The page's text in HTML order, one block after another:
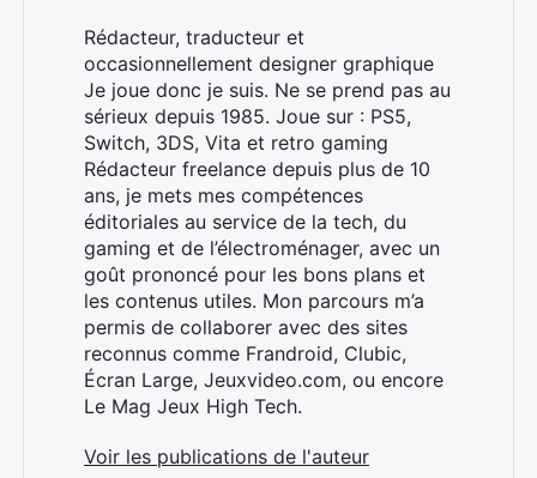
Rédacteur, traducteur et
occasionnellement designer graphique
Je joue donc je suis. Ne se prend pas au
sérieux depuis 1985. Joue sur : PS5,
Switch, 3DS, Vita et retro gaming
Rédacteur freelance depuis plus de 10
ans, je mets mes compétences
éditoriales au service de la tech, du
gaming et de l’électroménager, avec un
goût prononcé pour les bons plans et
les contenus utiles. Mon parcours m’a
permis de collaborer avec des sites
reconnus comme Frandroid, Clubic,
Écran Large, Jeuxvideo.com, ou encore
Le Mag Jeux High Tech.
Voir les publications de l'auteur
Rechercher